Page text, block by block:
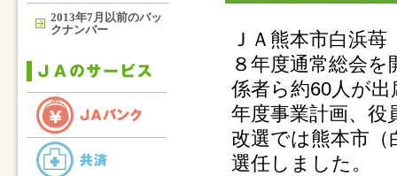
2013年7月以前のバッ
クナンバー
ＪＡ熊本市白浜
８年度通常総会
係者ら約60人が
年度事業計画、役
改選では熊本市（
選任しました。